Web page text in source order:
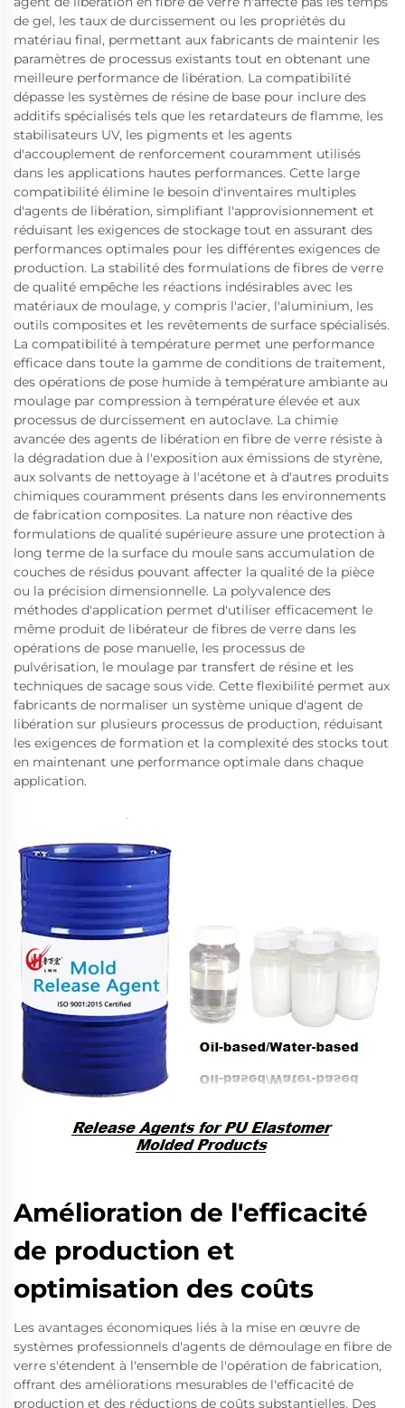
de gel, les taux de durcissement ou les propriétés du
matériau final, permettant aux fabricants de maintenir les
paramètres de processus existants tout en obtenant une
meilleure performance de libération. La compatibilité
dépasse les systèmes de résine de base pour inclure des
additifs spécialisés tels que les retardateurs de flamme, les
stabilisateurs UV, les pigments et les agents
d'accouplement de renforcement couramment utilisés
dans les applications hautes performances. Cette large
compatibilité élimine le besoin d'inventaires multiples
d'agents de libération, simplifiant l'approvisionnement et
réduisant les exigences de stockage tout en assurant des
performances optimales pour les différentes exigences de
production. La stabilité des formulations de fibres de verre
de qualité empêche les réactions indésirables avec les
matériaux de moulage, y compris l'acier, l'aluminium, les
outils composites et les revêtements de surface spécialisés.
La compatibilité à température permet une performance
efficace dans toute la gamme de conditions de traitement,
des opérations de pose humide à température ambiante au
moulage par compression à température élevée et aux
processus de durcissement en autoclave. La chimie
avancée des agents de libération en fibre de verre résiste à
la dégradation due à l'exposition aux émissions de styrène,
aux solvants de nettoyage à l'acétone et à d'autres produits
chimiques couramment présents dans les environnements
de fabrication composites. La nature non réactive des
formulations de qualité supérieure assure une protection à
long terme de la surface du moule sans accumulation de
couches de résidus pouvant affecter la qualité de la pièce
ou la précision dimensionnelle. La polyvalence des
méthodes d'application permet d'utiliser efficacement le
même produit de libérateur de fibres de verre dans les
opérations de pose manuelle, les processus de
pulvérisation, le moulage par transfert de résine et les
techniques de sacage sous vide. Cette flexibilité permet aux
fabricants de normaliser un système unique d'agent de
libération sur plusieurs processus de production, réduisant
les exigences de formation et la complexité des stocks tout
en maintenant une performance optimale dans chaque
application.
Amélioration de l'efficacité
de production et
optimisation des coûts
Les avantages économiques liés à la mise en œuvre de
systèmes professionnels d'agents de démoulage en fibre de
verre s'étendent à l'ensemble de l'opération de fabrication,
offrant des améliorations mesurables de l'efficacité de
production et des réductions de coûts substantielles. Des